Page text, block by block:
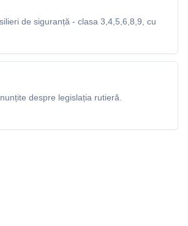
de siguranță - clasa 3,4,5,6,8,9, cu
despre legislația rutieră.